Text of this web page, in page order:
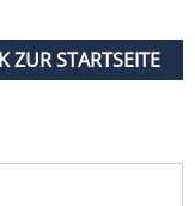
ZUR STARTSEITE